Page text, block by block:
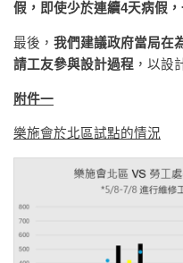
假，即使少於連續4天病假
最後， 我們建議政府當局在
請工友參與設計過程 ，以設
附件一
樂施會於北區試點的情況